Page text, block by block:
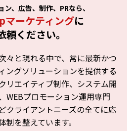
ン、広告、制作、PRなら、
ーケティングに
頼ください。
々と現れる中で、常に最新かつ
ングソリューションを提供する
リエイティブ制作、システム開
WEBプロモーション運用専門
クライアントニーズの全てに応
制を整えています。